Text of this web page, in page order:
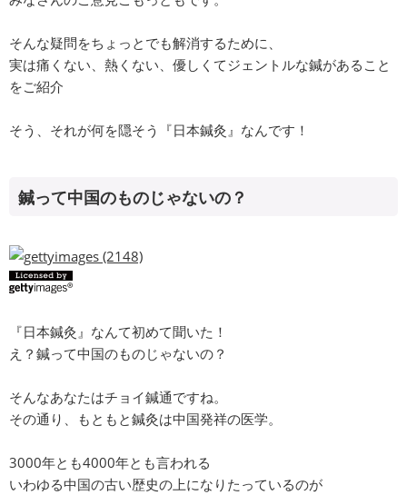
そんな疑問をちょっとでも解消するために、
実は痛くない、熱くない、優しくてジェントルな鍼があること
をご紹介
そう、それが何を隠そう『日本鍼灸』なんです！
鍼って中国のものじゃないの？
『日本鍼灸』なんて初めて聞いた！
え？鍼って中国のものじゃないの？
そんなあなたはチョイ鍼通ですね。
その通り、もともと鍼灸は中国発祥の医学。
3000年とも4000年とも言われる
いわゆる中国の古い歴史の上になりたっているのが